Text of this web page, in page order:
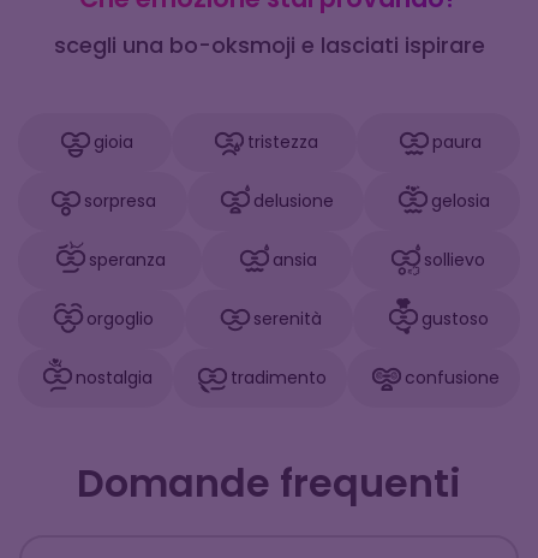
scegli una bo-oksmoji e lasciati ispirare
gioia tristezza paura
sorpresa delusione gelosia
speranza ansia sollievo
orgoglio serenità gustoso
nostalgia tradimento confusione
Domande frequenti